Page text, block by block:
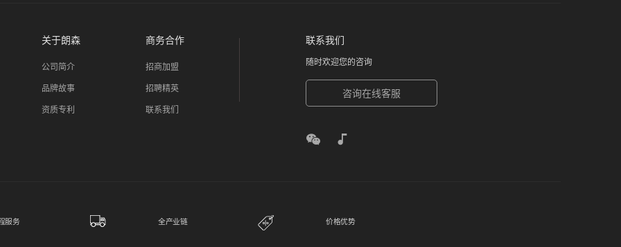
关于朗森
公司简介
品牌故事
资质专利
商务合作
招商加盟
招聘精英
联系我们
联系我们
随时欢迎您的咨询
咨询在线客服
服务 全产业链 价格优势